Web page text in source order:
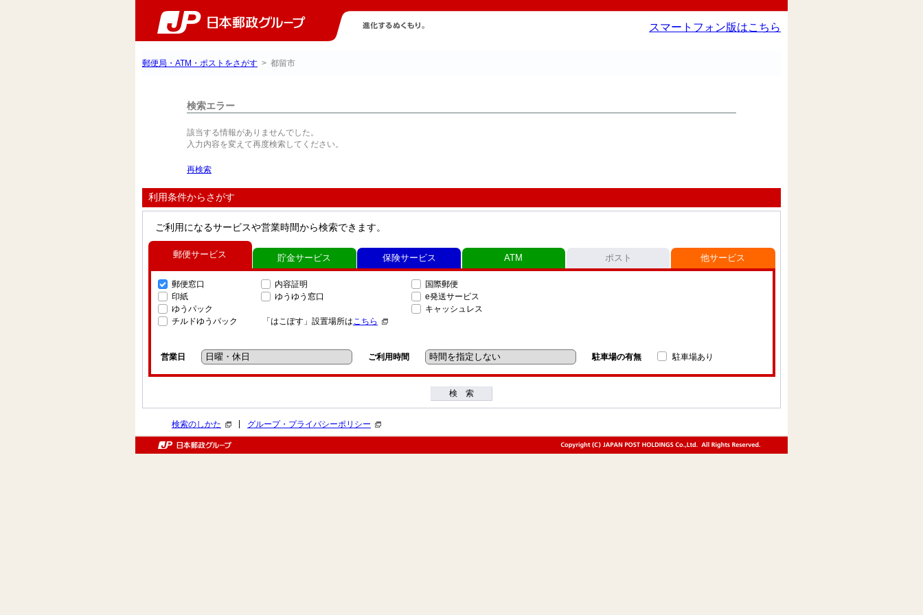
スマートフォン版はこちら
郵便局・ATM・ポストをさがす > 都留市
検索エラー
該当する情報がありませんでした。
入力内容を変えて再度検索してください。
再検索
利用条件からさがす
ご利用になるサービスや営業時間から検索できます。
郵便サービス
郵便窓口
印紙
ゆうパック
チルドゆうパック
内容証明
ゆうゆう窓口
「はこぽす」設置場所はこちら
国際郵便
e発送サービス
キャッシュレス
営業日 ご利用時間 駐車場の有無 駐車場あり
貯金サービス 保険サービス ATM ポスト 他サービス
検 索
検索のしかた グループ・プライバシーポリシー